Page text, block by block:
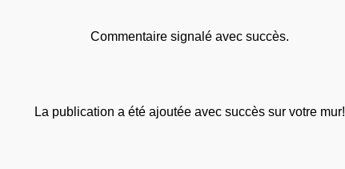
Commentaire signalé avec succès.
La publication a été ajoutée avec succès sur votre mur!